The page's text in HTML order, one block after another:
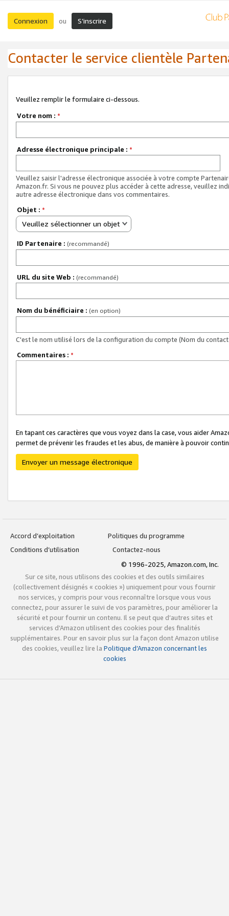
Connexion ou S’inscrire
Contacter le service clientèle
Veuillez remplir le formulaire ci-dessous.
Votre nom : *
Adresse électronique principale : *
Veuillez saisir l'adresse électronique associée à votre compte
Amazon.fr. Si vous ne pouvez plus accéder à cette adresse, veuillez
autre adresse électronique dans vos commentaires.
Objet : *
Veuillez sélectionner un objet
ID Partenaire : (recommandé)
URL du site Web : (recommandé)
Nom du bénéficiaire : (en option)
C'est le nom utilisé lors de la configuration du compte (Nom du
Commentaires : *
En tapant ces caractères que vous voyez dans la case, vous aider
permet de prévenir les fraudes et les abus, de manière à pouvoir
Envoyer un message électronique
Accord d’exploitation
Politiques du programme
Conditions d’utilisation
Contactez-nous
© 1996-2025, Amazon.com, Inc.
Sur ce site, nous utilisons des cookies et des outils similaires
(collectivement désignés « cookies ») uniquement pour vous fournir
nos services, y compris pour vous reconnaître lorsque vous vous
connectez, pour assurer le suivi de vos paramètres, pour améliorer la
sécurité et pour fournir un contenu. Il se peut que d’autres sites et
services d’Amazon utilisent des cookies pour des finalités
supplémentaires. Pour en savoir plus sur la façon dont Amazon utilise
des cookies, veuillez lire la Politique d’Amazon concernant les
cookies